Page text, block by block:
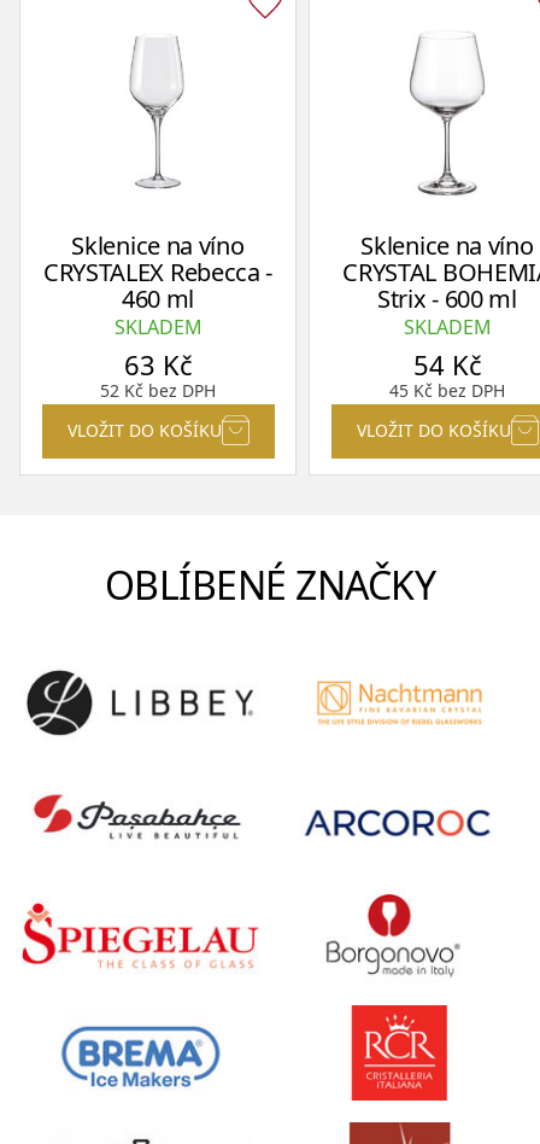
Sklenice na víno
CRYSTALEX Rebecca -
460 ml
SKLADEM
63 Kč
52 Kč bez DPH
VLOŽIT DO KOŠÍKU
Sklenice na víno
CRYSTAL
Strix - 600 ml
SKLADEM
54 Kč
45 Kč bez DPH
VLOŽIT DO KOŠÍKU
OBLÍBENÉ ZNAČKY